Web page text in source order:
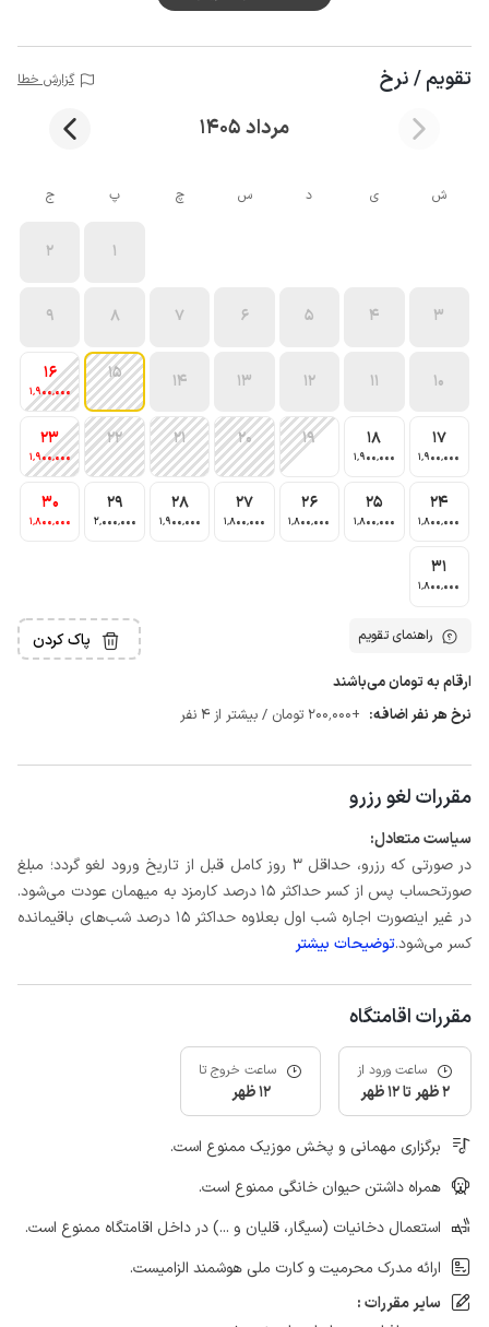
تقویم / نرخ گزارش خطا
مرداد 1405
ش ی د س چ پ ج
1
2
3
4
5
6
7
8
9
10
11
12
13
14
15
16
1٬900٬000
17
1٬900٬000
18
1٬900٬000
19
20
21
22
23
1٬900٬000
24
1٬800٬000
25
1٬800٬000
26
1٬800٬000
27
1٬800٬000
28
1٬900٬000
29
2٬000٬000
30
1٬800٬000
31
1٬800٬000
راهنمای تقویم پاک کردن
ارقام به تومان می‌باشند
نرخ هر نفر اضافه: +200٬000 تومان / بیشتر از 4 نفر
مقررات لغو رزرو
سیاست متعادل:
در صورتی که رزرو، حداقل 3 روز کامل قبل از تاریخ ورود لغو گردد؛ مبلغ
صورتحساب پس از کسر حداکثر 15 درصد کارمزد به میهمان عودت می‌شود.
در غیر اینصورت اجاره شب اول بعلاوه حداکثر 15 درصد شب‌های باقیمانده
کسر می‌شود.توضیحات بیشتر
مقررات اقامتگاه
ساعت ورود از
2 ظهر تا 12 ظهر
ساعت خروج تا
12 ظهر
برگزاری مهمانی و پخش موزیک ممنوع است.
همراه داشتن حیوان خانگی ممنوع است.
استعمال دخانیات (سیگار، قلیان و ...) در داخل اقامتگاه ممنوع است.
ارائه مدرک محرمیت و کارت ملی هوشمند الزامیست.
سایر مقررات :